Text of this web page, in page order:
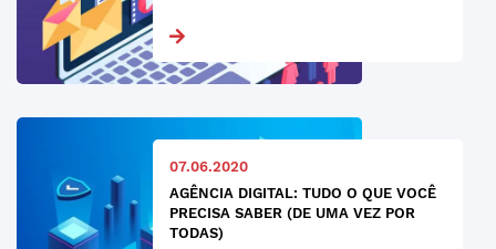
07.06.2020
AGÊNCIA DIGITAL: TUDO O QUE VOCÊ
PRECISA SABER (DE UMA VEZ POR
TODAS)